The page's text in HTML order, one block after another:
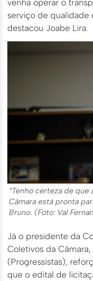
serviço de qualidade
destacou Joabe Lira.
“Tenho certeza de que
Câmara está pronta
Bruno. (Foto: Val
Já o presidente da
Coletivos da
(Progressistas),
que o edital de